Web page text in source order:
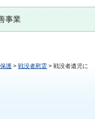
事業
護 > 戦没者慰霊 > 戦没者遺児に